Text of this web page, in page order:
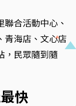
聯合活動中心、
青海店、文心店
，民眾隨到隨
快